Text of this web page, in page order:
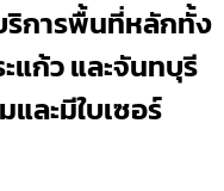
ริการพื้นที่หลักทั้ง
แก้ว และจันทบุรี
ละมีใบเซอร์